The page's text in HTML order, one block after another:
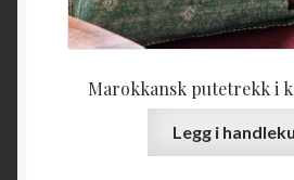
Marokkansk putetrekk i
Legg i